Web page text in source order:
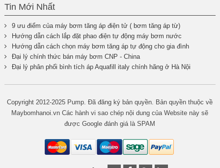
Tin Mới Nhất
9 ưu điểm của máy bơm tăng áp điện tử ( bơm tăng áp từ)
Hướng dẫn cách lắp đặt phao điện tự động máy bơm nước
Hướng dẫn cách chọn máy bơm tăng áp tự động cho gia đình
Đại lý chính thức bán máy bơm CNP - China
Đại lý phân phối bình tích áp Aquafill italy chính hãng ở Hà Nội
Copyright 2012-2025 Pump. Đã đăng ký bản quyền. Bản quyền thuộc về
Maybomhanoi.vn Các hành vi sao chép nội dung của Website này sẽ
được Google đánh giá là SPAM